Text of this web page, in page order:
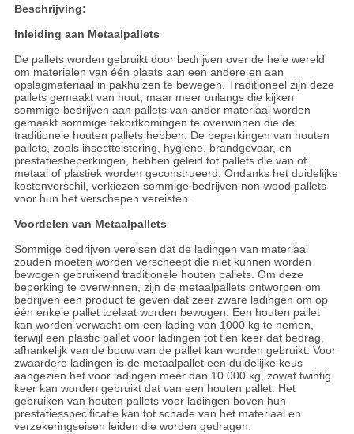
Beschrijving:
Inleiding aan Metaalpallets
De pallets worden gebruikt door bedrijven over de hele wereld
om materialen van één plaats aan een andere en aan
opslagmateriaal in pakhuizen te bewegen. Traditioneel zijn deze
pallets gemaakt van hout, maar meer onlangs die kijken
sommige bedrijven aan pallets van ander materiaal worden
gemaakt sommige tekortkomingen te overwinnen die de
traditionele houten pallets hebben. De beperkingen van houten
pallets, zoals insectteistering, hygiëne, brandgevaar, en
prestatiesbeperkingen, hebben geleid tot pallets die van of
metaal of plastiek worden geconstrueerd. Ondanks het duidelijke
kostenverschil, verkiezen sommige bedrijven non-wood pallets
voor hun het verschepen vereisten.
Voordelen van Metaalpallets
Sommige bedrijven vereisen dat de ladingen van materiaal
zouden moeten worden verscheept die niet kunnen worden
bewogen gebruikend traditionele houten pallets. Om deze
beperking te overwinnen, zijn de metaalpallets ontworpen om
bedrijven een product te geven dat zeer zware ladingen om op
één enkele pallet toelaat worden bewogen. Een houten pallet
kan worden verwacht om een lading van 1000 kg te nemen,
terwijl een plastic pallet voor ladingen tot tien keer dat bedrag,
afhankelijk van de bouw van de pallet kan worden gebruikt. Voor
zwaardere ladingen is de metaalpallet een duidelijke keus
aangezien het voor ladingen meer dan 10.000 kg, zowat twintig
keer kan worden gebruikt dat van een houten pallet. Het
gebruiken van houten pallets voor ladingen boven hun
prestatiesspecificatie kan tot schade van het materiaal en
verzekeringseisen leiden die worden gedragen.